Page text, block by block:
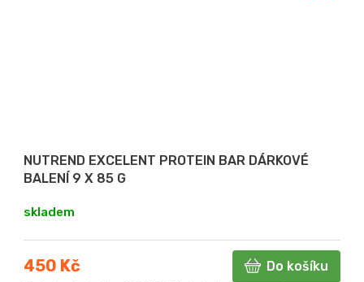
NUTREND EXCELENT PROTEIN BAR DÁRKOVÉ
BALENÍ 9 X 85 G
skladem
450 Kč Do košíku